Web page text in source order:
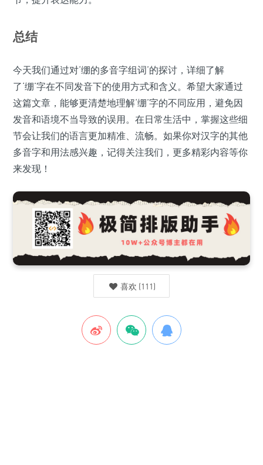
总结
今天我们通过对‘绷的多音字组词’的探讨，详细了解
了‘绷’字在不同发音下的使用方式和含义。希望大家通过
这篇文章，能够更清楚地理解‘绷’字的不同应用，避免因
发音和语境不当导致的误用。在日常生活中，掌握这些细
节会让我们的语言更加精准、流畅。如果你对汉字的其他
多音字和用法感兴趣，记得关注我们，更多精彩内容等你
来发现！
喜欢 (111)